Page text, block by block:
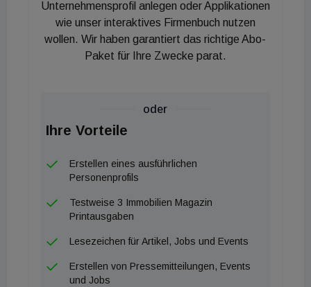
Innovation. Wir gehen gerne unbetretene Pfade und
leisten genau deshalb seit 20 Jahren Pionierarbeit in
der heimischen Immobilienbranche. Unser nächster
Vermittlungserfolg auf ein völlig neues
Geschäftsmodell", erklärt Bernd Gabel-Hlawa.
##Willkommen im Club! Der Diamond Club bietet
Anbietern von High-Class-Immobilien neue
Möglichkeiten, ihr Portfolio bei der passenden
Zielgruppe zu vermarkten. So buchen die Anbieter
sondern zahlen eine monatliche Grundgebühr, in
Unternehmensprofil anlegen oder Applikationen
wie unser interaktives Firmenbuch nutzen
wollen. Wir haben garantiert das richtige Abo-
Paket für Ihre Zwecke parat.
oder
Ihre Vorteile
Erstellen eines ausführlichen
Personenprofils
Testweise 3 Immobilien Magazin
Printausgaben
Lesezeichen für Artikel, Jobs und Events
Erstellen von Pressemitteilungen, Events
und Jobs